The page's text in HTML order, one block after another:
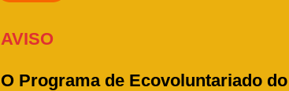
AVISO
O Programa de Ecovoluntariado